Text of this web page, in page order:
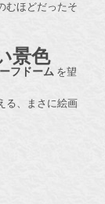
むほどだったそ
景色
フドーム を望
る、まさに絵画